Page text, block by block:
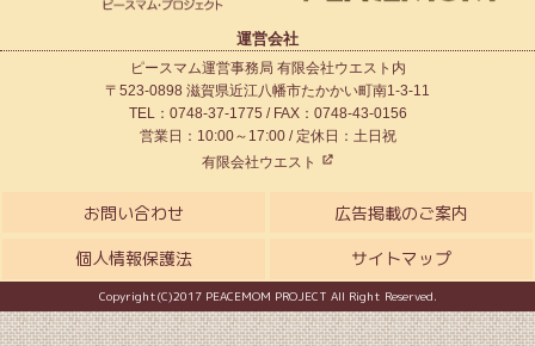
運営会社
ピースマム運営事務局 有限会社ウエスト内
〒523-0898 滋賀県近江八幡市たかかい町南1-3-11
TEL：0748-37-1775 / FAX：0748-43-0156
営業日：10:00～17:00 / 定休日：土日祝
有限会社ウエスト
お問い合わせ 広告掲載のご案内
個人情報保護法 サイトマップ
Copyright(C)2017 PEACEMOM PROJECT All Right Reserved.